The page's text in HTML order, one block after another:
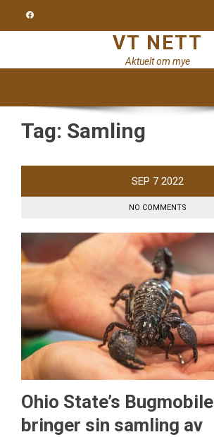
VT NETT
Aktuelt om mye
Tag: Samling
SEP 7 2022
NO COMMENTS
Ohio State’s Bugmobile
bringer sin samling av